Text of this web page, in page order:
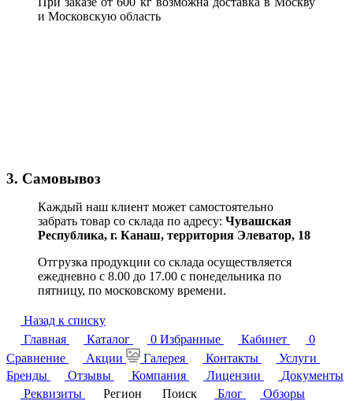
и Московскую область
3. Самовывоз
Каждый наш клиент может самостоятельно
забрать товар со склада по адресу: Чувашская
Республика, г. Канаш, территория Элеватор, 18
Отгрузка продукции со склада осуществляется
ежедневно с 8.00 до 17.00 с понедельника по
пятницу, по московскому времени.
Назад к списку
Главная
Каталог 0 Избранные Кабинет
0
Сравнение
Акции Галерея Контакты
Услуги
Бренды
Отзывы Компания Лицензии
Документы
Реквизиты
Регион Поиск Блог
Обзоры